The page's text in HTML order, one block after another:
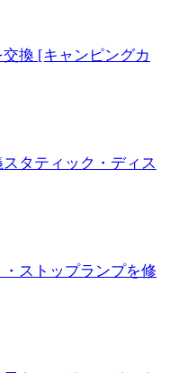
換 [キャンピングカ
タティック・ディス
ストップランプを修